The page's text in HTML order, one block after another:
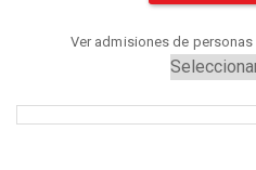
Ver admisiones de